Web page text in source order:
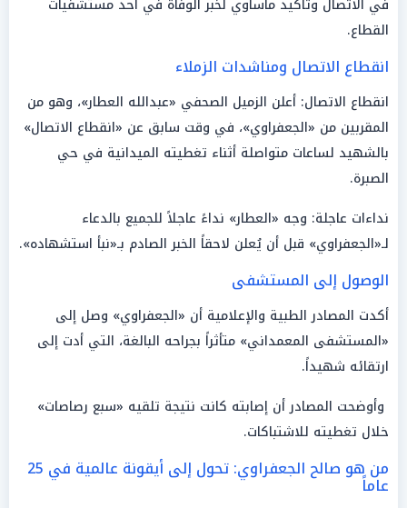
في الاتصال وتأكيد مأساوي لخبر الوفاة في أحد مستشفيات
القطاع.
انقطاع الاتصال ومناشدات الزملاء
انقطاع الاتصال: أعلن الزميل الصحفي «عبدالله العطار»، وهو من
المقربين من «الجعفراوي»، في وقت سابق عن «انقطاع الاتصال»
بالشهيد لساعات متواصلة أثناء تغطيته الميدانية في حي
الصبرة.
نداءات عاجلة: وجه «العطار» نداءً عاجلاً للجميع بالدعاء
لـ«الجعفراوي» قبل أن يُعلن لاحقاً الخبر الصادم بـ«نبأ استشهاده».
الوصول إلى المستشفى
أكدت المصادر الطبية والإعلامية أن «الجعفراوي» وصل إلى
«المستشفى المعمداني» متأثراً بجراحه البالغة، التي أدت إلى
ارتقائه شهيداً.
وأوضحت المصادر أن إصابته كانت نتيجة تلقيه «سبع رصاصات»
خلال تغطيته للاشتباكات.
من هو صالح الجعفراوي: تحول إلى أيقونة عالمية في 25
عاماً